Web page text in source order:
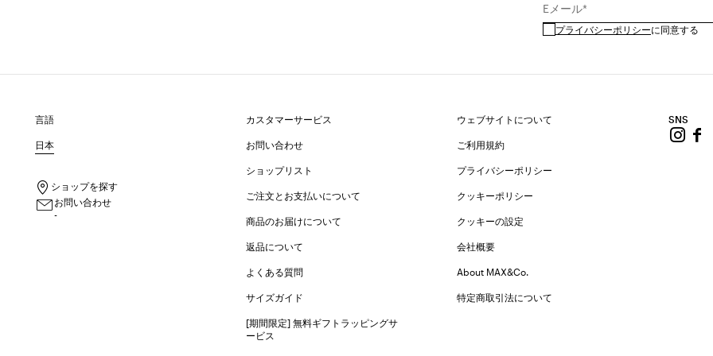
Eメール*
プライバシーポリシーに同意する
言語
日本
ショップを探す
お問い合わせ
-
カスタマーサービス
お問い合わせ
ショップリスト
ご注文とお支払いについて
商品のお届けについて
返品について
よくある質問
サイズガイド
[期間限定] 無料ギフトラッピングサ
ービス
ウェブサイトについて
ご利用規約
プライバシーポリシー
クッキーポリシー
クッキーの設定
会社概要
About MAX&Co.
特定商取引法について
SNS